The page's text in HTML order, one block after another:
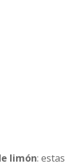
limón: estas